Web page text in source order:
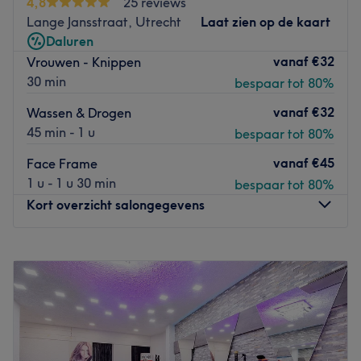
Het team:
De salon heeft een klein team van medewerkers die zorg
dragen voor de klanten. Ze zijn professioneel, vriendelijk
en streven ernaar om aan alle behoeften van hun klanten
Wat we leuk vinden aan de salon:
Gespecialiseerd in: schoonheidsbehandelingen.
Lange Jansstraat, Utrecht
Laat zien op de kaart
Daluren
Vrouwen - Knippen
30 min
vanaf €32
bespaar tot 80%
Wassen & Drogen
45 min - 1 u
vanaf €32
bespaar tot 80%
Face Frame
1 u - 1 u 30 min
vanaf €45
bespaar tot 80%
Kort overzicht salongegevens
Dinsdag
10:00– 18:00
Woensdag
10:00 –18:00
Donderdag
10:00–18:00
Vrijdag
10:00– 18:00
Zaterdag
10:00–18:00